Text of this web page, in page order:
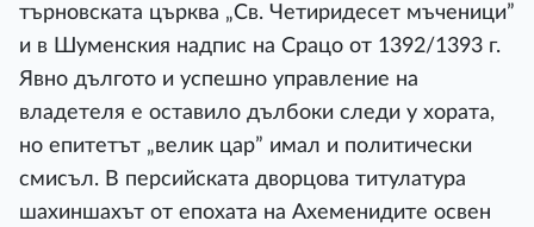
търновската църква „Св. Четиридесет мъченици”
и в Шуменския надпис на Срацо от 1392/1393 г.
Явно дългото и успешно управление на
владетеля е оставило дълбоки следи у хората,
но епитетът „велик цар” имал и политически
смисъл. В персийската дворцова титулатура
шахиншахът от епохата на Ахеменидите освен